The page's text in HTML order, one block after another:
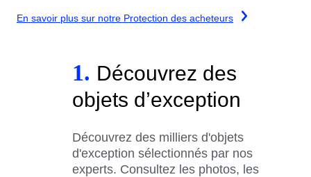
En savoir plus sur notre Protection des acheteurs
1. Découvrez des
objets d’exception
Découvrez des milliers d'objets
d'exception sélectionnés par nos
experts. Consultez les photos, les